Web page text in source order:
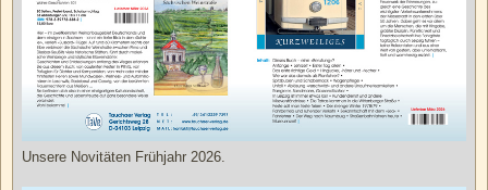
Unsere Novitäten Frühjahr 2026.